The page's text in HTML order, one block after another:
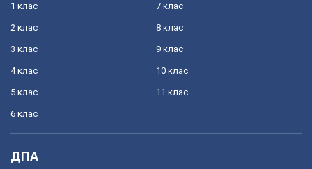
1 клас
2 клас
3 клас
4 клас
5 клас
6 клас
7 клас
8 клас
9 клас
10 клас
11 клас
ДПА